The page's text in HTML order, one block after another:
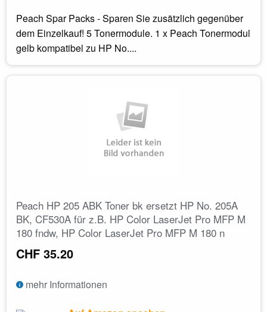
Peach Spar Packs - Sparen Sie zusätzlich gegenüber
dem Einzelkauf! 5 Tonermodule. 1 x Peach Tonermodul
gelb kompatibel zu HP No....
Peach HP 205 ABK Toner bk ersetzt HP No. 205A
BK, CF530A für z.B. HP Color LaserJet Pro MFP M
180 fndw, HP Color LaserJet Pro MFP M 180 n
CHF 35.20
mehr Informationen